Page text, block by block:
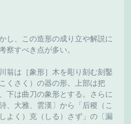
し、この造形の成り立や解説に
察すべき点が多い。
翁は［象形］木を彫り刻む刻鑿
こくさく）の器の形。上部は把
下は曲刀の象形とする。さらに
詩、大雅、雲漢〕から「后稷（こ
よく）克（しる）さず」の〔漏